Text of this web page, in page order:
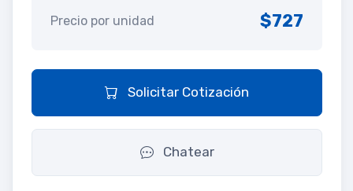
Precio por unidad $727
Solicitar Cotización
Chatear